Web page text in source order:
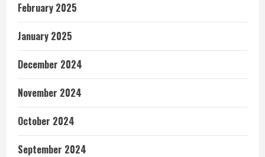
February 2025
January 2025
December 2024
November 2024
October 2024
September 2024